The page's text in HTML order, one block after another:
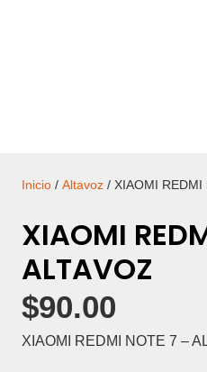
Inicio / Altavoz / XIAOMI REDMI
XIAOMI
ALTAVOZ
$90.00
XIAOMI REDMI NOTE 7 –